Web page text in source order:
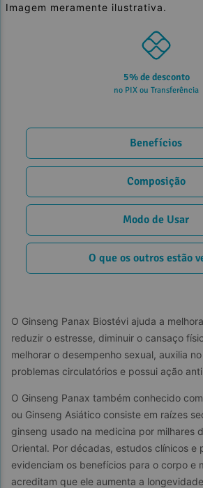
Imagem meramente ilustrativa.
5% de desconto
no PIX ou Transferência
Benefícios
Composição
Modo de Usar
O que os outros estão
O Ginseng Panax Biostévi ajuda a
reduzir o estresse, diminuir o cansaço
melhorar o desempenho sexual, auxilia
problemas circulatórios e possui ação
O Ginseng Panax também conhecido
ou Ginseng Asiático consiste em raízes
ginseng usado na medicina por milhares
Oriental. Por décadas, estudos clínicos e
evidenciam os benefícios para o corpo e
acreditam que ele aumenta a